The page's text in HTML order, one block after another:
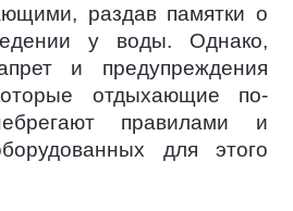
раздав памятки о
у воды. Однако,
и предупреждения
отдыхающие по-
правилами и
для этого